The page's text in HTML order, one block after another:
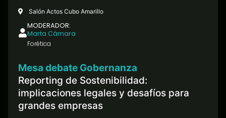
Salón Actos Cubo Amarillo
MODERADOR:
Marta Cámara
Forética
Mesa debate Gobernanza
Reporting de Sostenibilidad:
implicaciones legales y desafíos para
grandes empresas